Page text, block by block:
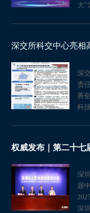
大”
深
责
善
科
深
届
深